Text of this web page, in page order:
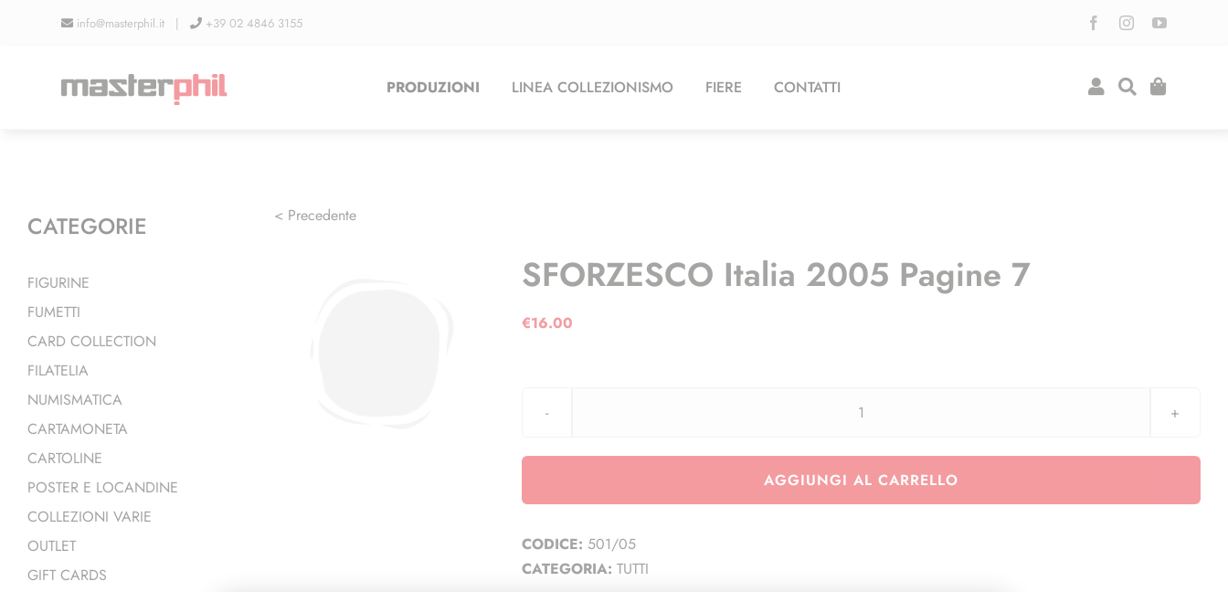
info@masterphil.it | +39 02 4846 3155
PRODUZIONI LINEA COLLEZIONISMO FIERE CONTATTI
< Precedente
SFORZESCO Italia 2005 Pagine 7
€16.00
SFORZESCO
2005
AGGIUNGI AL CARRELLO
CODICE: 501/05
CATEGORIA: TUTTI
CATEGORIE
FIGURINE
FUMETTI
CARD COLLECTION
FILATELIA
NUMISMATICA
CARTAMONETA
CARTOLINE
POSTER E LOCANDINE
COLLEZIONI VARIE
OUTLET
GIFT CARDS